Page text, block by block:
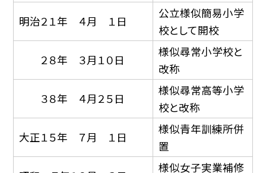
明治２１年 ４月 １日
公立様似簡易小学
校として開校
２８年 ３月１０日
様似尋常小学校と
改称
３８年 ４月２５日
様似尋常高等小学
校と改称
大正１５年 ７月 １日
様似青年訓練所併
置
様似女子実業補修